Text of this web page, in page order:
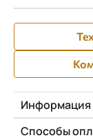
Информация
Способы